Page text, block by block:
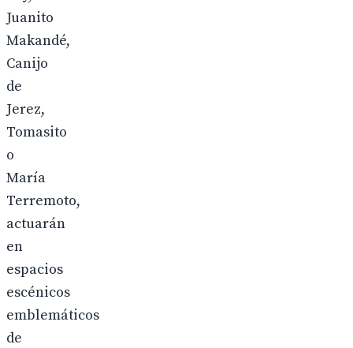
Juanito
Makandé,
Canijo
de
Jerez,
Tomasito
o
María
Terremoto,
actuarán
en
espacios
escénicos
emblemáticos
de